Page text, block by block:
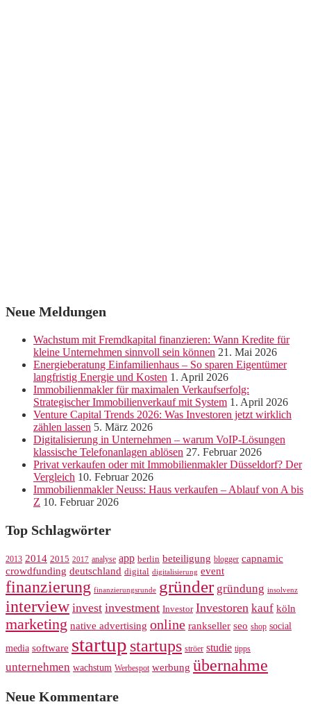
Neue Meldungen
Wachstum mit Fremdkapital finanzieren: Wann Kredite für
kleine Unternehmen sinnvoll sein können 21. Mai 2026
Energieberatung Einfamilienhaus – So sparen Eigentümer
langfristig Energie und Kosten 1. April 2026
Immobilienmakler für maximalen Verkaufserfolg:
Strategischer Immobilienverkauf mit System 1. April 2026
Venture Capital Trends 2026: Was Investoren jetzt wirklich
zählen lassen 5. März 2026
Digitalisierung in Unternehmen – warum VoIP-Lösungen
klassische Telefonanlagen ablösen 27. Februar 2026
Privat verkaufen oder mit Immobilienmakler Düsseldorf? Der
Vergleich 10. Februar 2026
Immobilienmakler Neuss: Haus verkaufen – Ablauf von A bis
Z 10. Februar 2026
Top Schlagwörter
2013 2014 2015 2017 analyse app berlin beteiligung blogger capnamic
crowdfunding deutschland digital digitalisierung event
finanzierung finanzierungsrunde gründer gründung insolvenz
interview invest investment Investor Investoren kauf köln
marketing native advertising online rankseller seo shop social
media software startup startups ströer studie tipps
unternehmen wachstum Werbespot werbung übernahme
Neue Kommentare